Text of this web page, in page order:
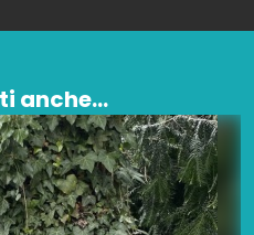
anche...